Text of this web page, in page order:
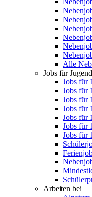
Alle
Jobs für
Jobs für
Jobs für
Jobs für
Jobs für
Jobs für
Jobs für
Jobs für
Arbeiten bei